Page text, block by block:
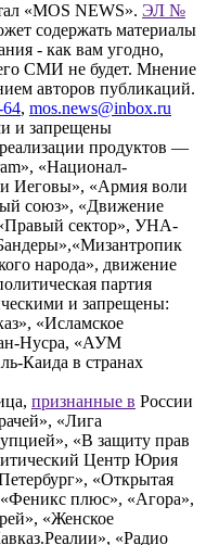
«MOS NEWS». ЭЛ №
содержать материалы
- как вам угодно,
СМИ не будет. Мнение
авторов публикаций.
64, mos.news@inbox.ru
и запрещены
продуктов —
«Национал-
Иеговы», «Армия воли
союз», «Движение
сектор», УНА-
народа», движение
партия
и запрещены:
«Исламское
Нусра, «АУМ
Каида в странах
признанные в России
«Лига
«В защиту прав
Центр Юрия
«Открытая
«Феникс плюс», «Агора»,
«Женское
«Радио